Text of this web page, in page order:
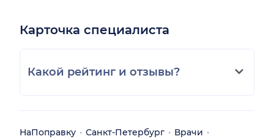
Карточка специалиста
Какой рейтинг и отзывы?
НаПоправку Санкт-Петербург
Врачи